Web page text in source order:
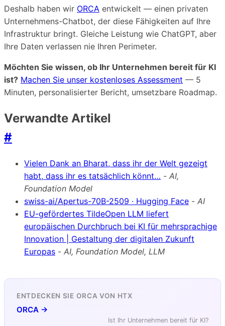
Deshalb haben wir ORCA entwickelt — einen privaten
Unternehmens-Chatbot, der diese Fähigkeiten auf Ihre
Infrastruktur bringt. Gleiche Leistung wie ChatGPT, aber
Ihre Daten verlassen nie Ihren Perimeter.
Möchten Sie wissen, ob Ihr Unternehmen bereit für KI
ist? Machen Sie unser kostenloses Assessment — 5
Minuten, personalisierter Bericht, umsetzbare Roadmap.
Verwandte Artikel
#
Vielen Dank an Bharat, dass ihr der Welt gezeigt
habt, dass ihr es tatsächlich könnt… - AI,
Foundation Model
swiss-ai/Apertus-70B-2509 · Hugging Face - AI
EU-gefördertes TildeOpen LLM liefert
europäischen Durchbruch bei KI für mehrsprachige
Innovation | Gestaltung der digitalen Zukunft
Europas - AI, Foundation Model, LLM
ENTDECKEN SIE ORCA VON HTX
ORCA →
Ist Ihr Unternehmen bereit für KI?